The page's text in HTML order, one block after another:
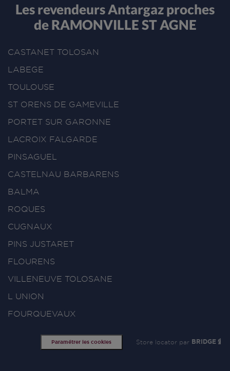
Les revendeurs Antargaz proches
de RAMONVILLE ST AGNE
CASTANET TOLOSAN
LABEGE
TOULOUSE
ST ORENS DE GAMEVILLE
PORTET SUR GARONNE
LACROIX FALGARDE
PINSAGUEL
CASTELNAU BARBARENS
BALMA
ROQUES
CUGNAUX
PINS JUSTARET
FLOURENS
VILLENEUVE TOLOSANE
L UNION
FOURQUEVAUX
Paramétrer les cookies Store locator par BRIDGE